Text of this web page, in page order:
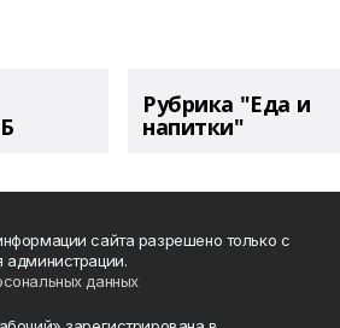
Рубрика "Еда и
напитки"
сайта разрешено только с
администрации.
данных